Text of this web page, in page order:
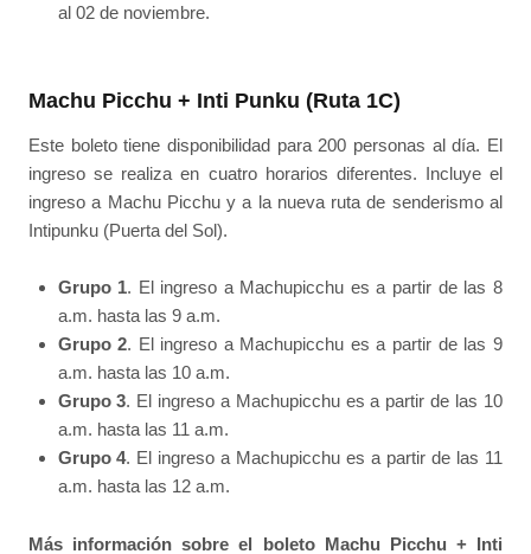
al 02 de noviembre.
Machu Picchu + Inti Punku (Ruta 1C)
Este boleto tiene disponibilidad para 200 personas al día. El
ingreso se realiza en cuatro horarios diferentes. Incluye el
ingreso a Machu Picchu y a la nueva ruta de senderismo al
Intipunku (Puerta del Sol).
Grupo 1. El ingreso a Machupicchu es a partir de las 8
a.m. hasta las 9 a.m.
Grupo 2. El ingreso a Machupicchu es a partir de las 9
a.m. hasta las 10 a.m.
Grupo 3. El ingreso a Machupicchu es a partir de las 10
a.m. hasta las 11 a.m.
Grupo 4. El ingreso a Machupicchu es a partir de las 11
a.m. hasta las 12 a.m.
Más información sobre el boleto Machu Picchu + Inti